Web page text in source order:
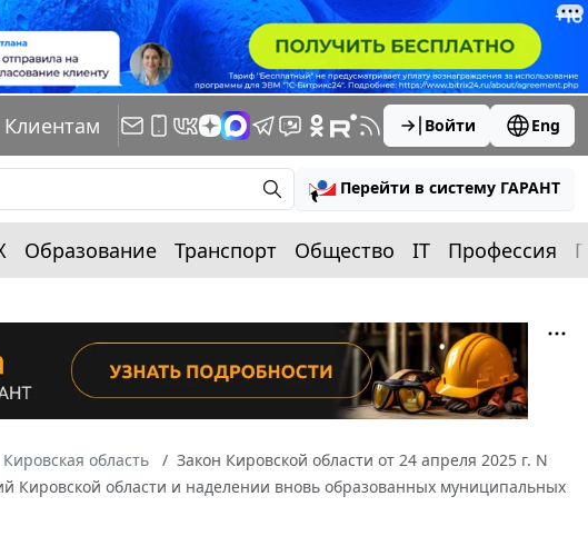
Клиентам Войти Eng
Перейти в систему ГАРАНТ
Образование Транспорт Общество IT Профессия
Кировская область
Закон Кировской области от 24 апреля 2025 г. N
области и наделении вновь образованных муниципальных